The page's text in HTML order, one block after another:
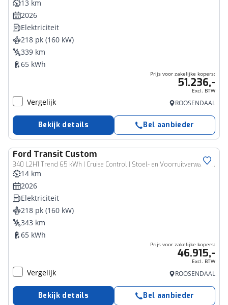
13 km
2026
Elektriciteit
218 pk (160 kW)
339 km
65 kWh
Prijs voor zakelijke kopers:
51.236,-
Excl. BTW
Vergelijk ROOSENDAAL
Bekijk details Bel aanbieder
Ford Transit Custom
340 L2H1 Trend 65 kWh | Cruise Control | Stoel- en Voorruitverwarming | Achteruitrijcamera
Zakelijk voertuig
14 km
2026
Elektriciteit
218 pk (160 kW)
343 km
65 kWh
Prijs voor zakelijke kopers:
46.915,-
Excl. BTW
Vergelijk ROOSENDAAL
Bekijk details Bel aanbieder